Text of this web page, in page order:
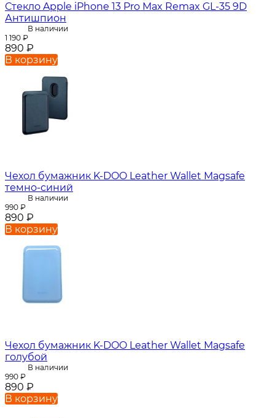
Стекло Apple iPhone 13 Pro Max Remax GL-35 9D
Антишпион
В наличии
1 190 ₽
890 ₽
В корзину
Чехол бумажник K-DOO Leather Wallet Magsafe
темно-синий
В наличии
990 ₽
890 ₽
В корзину
Чехол бумажник K-DOO Leather Wallet Magsafe
голубой
В наличии
990 ₽
890 ₽
В корзину